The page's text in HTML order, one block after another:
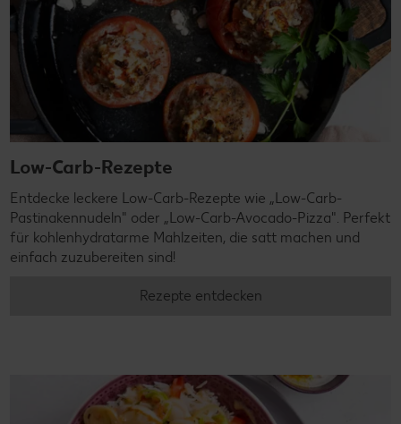
Low-Carb-Rezepte
Entdecke leckere Low-Carb-Rezepte wie „Low-Carb-
Pastinakennudeln" oder „Low-Carb-Avocado-Pizza". Perfekt
für kohlenhydratarme Mahlzeiten, die satt machen und
einfach zuzubereiten sind!
Rezepte entdecken